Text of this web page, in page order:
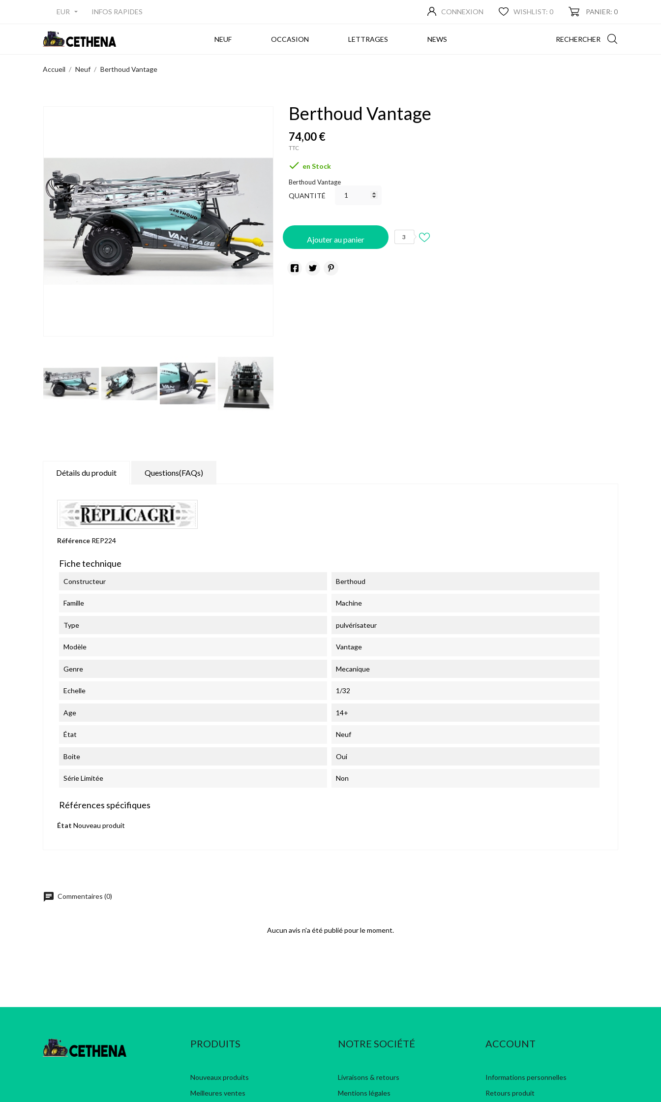
EUR  INFOS RAPIDES CONNEXION WISHLIST: 0 PANIER: 0
NEUF OCCASION LETTRAGES NEWS RECHERCHER
Accueil Neuf Berthoud Vantage
Berthoud Vantage
74,00 €
TTC
 en Stock
Berthoud Vantage
QUANTITÉ
Ajouter au panier 3
Détails du produit Questions(FAQs)
Référence REP224
Fiche technique
Constructeur Berthoud
Famille Machine
Type pulvérisateur
Modèle Vantage
Genre Mecanique
Echelle 1/32
Age 14+
État Neuf
Boite Oui
Série Limitée Non
Références spécifiques
État Nouveau produit
chat Commentaires (0)
Aucun avis n'a été publié pour le moment.
PRODUITS
Nouveaux produits
Meilleures ventes
NOTRE SOCIÉTÉ
Livraisons & retours
Mentions légales
ACCOUNT
Informations personnelles
Retours produit